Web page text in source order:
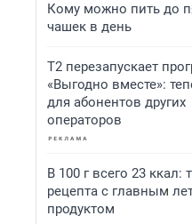
Кому можно пить до
чашек в день
Т2 перезапускает
«Выгодно вместе»:
для абонентов других
операторов
В 100 г всего 23 ккал:
рецепта с главным
продуктом